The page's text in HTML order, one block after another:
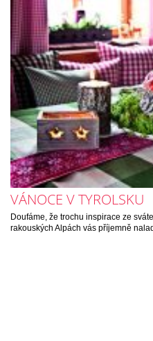
VÁNOCE V TYROLSKU
Doufáme, že trochu inspirace ze
rakouských Alpách vás příjemně